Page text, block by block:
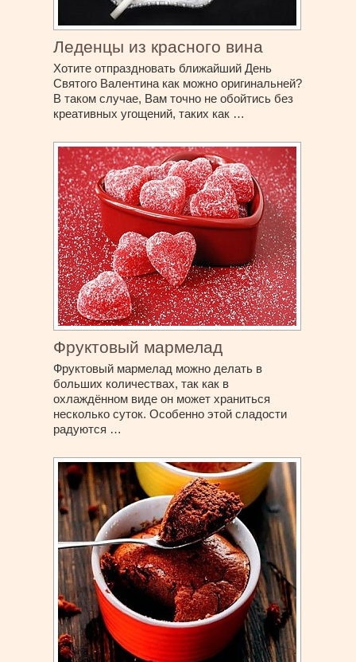
Леденцы из красного вина
Хотите отпраздновать ближайший День
Святого Валентина как можно оригинальней?
В таком случае, Вам точно не обойтись без
креативных угощений, таких как …
Фруктовый мармелад
Фруктовый мармелад можно делать в
больших количествах, так как в
охлаждённом виде он может храниться
несколько суток. Особенно этой сладости
радуются …